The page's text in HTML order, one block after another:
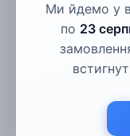
Ми йдемо у
по 23